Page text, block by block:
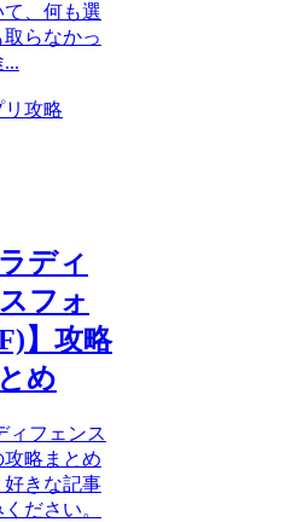
、何も選
らなかっ
攻略
ディ
フォ
】攻略
め
フェンス
略まとめ
きな記事
ださい。